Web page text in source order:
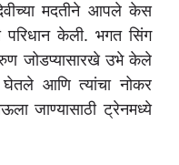
देवीच्या मदतीने आपले केस
केली. भगत सिंग
जोडप्यासारखे उभे केले
आणि त्यांचा नोकर
जाण्यासाठी ट्रेनमध्ये